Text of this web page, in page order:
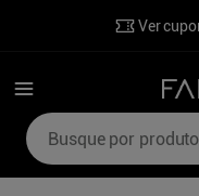
Ver
Busque por produto